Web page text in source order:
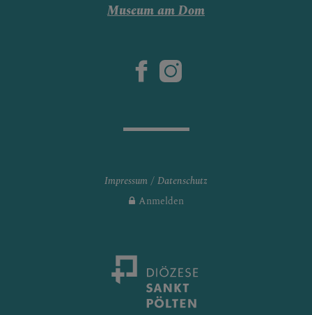
Museum am Dom
Impressum
Datenschutz
Anmelden